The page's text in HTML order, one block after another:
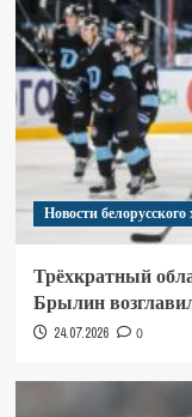
Новости белорусского
Трёхкратный
Брылин
24.07.2026 0